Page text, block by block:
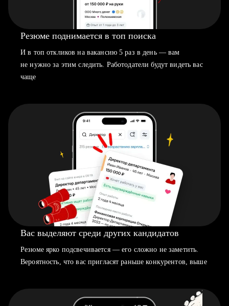
Резюме поднимается в топ поиска
И в топ откликов на вакансию 5 раз в день — вам
не нужно за этим следить. Работодатели будут видеть вас
чаще
Вас выделяют среди других кандидатов
Резюме ярко подсвечивается — его сложно не заметить.
Вероятность, что вас пригласят раньше конкурентов, выше